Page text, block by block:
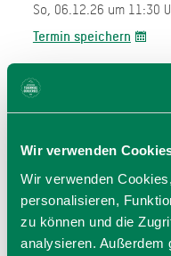
Wir verwenden
Wir verwenden
personalisieren,
zu können und die
analysieren. Außerdem
So, 06.12.26 um 11:30
Termin speichern
Veranstalter